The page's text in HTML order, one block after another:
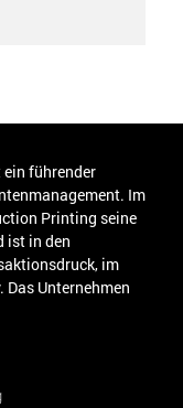
führender
Im
Printing seine
ist in den
im
Unternehmen